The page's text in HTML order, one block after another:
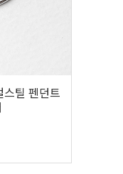
틸 펜던트